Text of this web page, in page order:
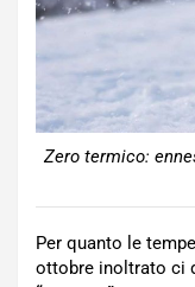
Zero termico:
Per quanto le
ottobre inoltrato ci